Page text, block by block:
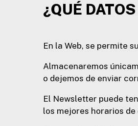
¿QUÉ
En la Web, se permite
Almacenaremos
o dejemos de enviar
El Newsletter puede
los mejores horarios